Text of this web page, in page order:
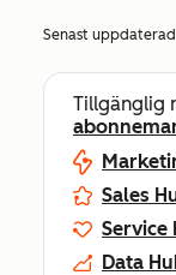
Senast
Tillgänglig
Sales
Service
Data